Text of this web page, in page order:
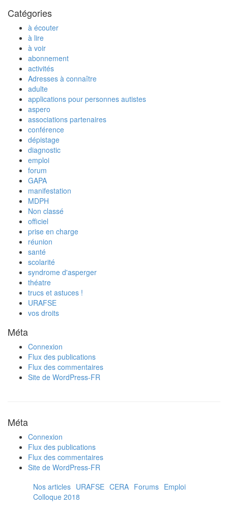
Catégories
à écouter
à lire
à voir
abonnement
activités
Adresses à connaître
adulte
applications pour personnes autistes
aspero
associations partenaires
conférence
dépistage
diagnostic
emploi
forum
GAPA
manifestation
MDPH
Non classé
officiel
prise en charge
réunion
santé
scolarité
syndrome d'asperger
théatre
trucs et astuces !
URAFSE
vos droits
Méta
Connexion
Flux des publications
Flux des commentaires
Site de WordPress-FR
Méta
Connexion
Flux des publications
Flux des commentaires
Site de WordPress-FR
Nos articles URAFSE CERA Forums Emploi
Colloque 2018